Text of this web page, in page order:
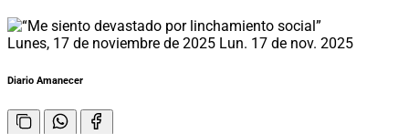
Lunes, 17 de noviembre de 2025 Lun. 17 de nov. 2025
Diario Amanecer